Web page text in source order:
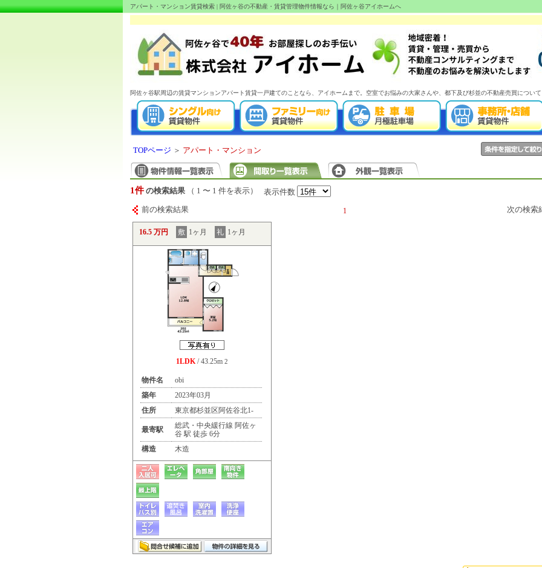
アパート・マンション賃貸検索 | 阿佐ヶ谷の不動産・賃貸管理物件情報なら｜阿佐ヶ谷アイホームへ
阿佐ヶ谷駅周辺の賃貸マンションアパート賃貸一戸建てのことなら、アイホームまで。空室でお悩みの大家さんや、都下及び杉並の不動産売買につい
TOPページ ＞ アパート・マンション
1件 の検索結果（ 1 〜 1 件を表示） 表示件数
前の検索結果 1 次の検
16.5 万円 敷 1ヶ月 礼 1ヶ月
1LDK/ 43.25m 2
物件名
obi
築年
2023年03月
住所
東京都杉並区阿佐谷北1-
最寄駅
総武・中央緩行線 阿佐ヶ
谷 駅 徒歩 6分
構造
木造